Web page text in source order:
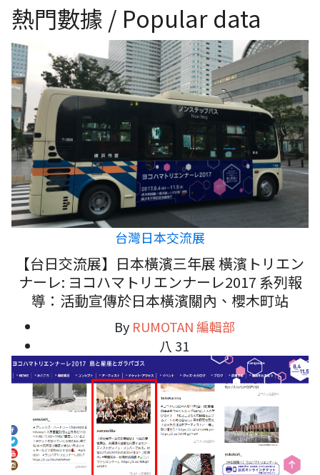
熱門數據 / Popular data
台灣日本交流展
【台日交流展】日本橫濱三年展 橫濱トリエン
ナーレ: ヨコハマトリエンナーレ2017 系列報
導：活動宣傳於日本橫濱關內、櫻木町站
By RUMOTAN 編輯部
八 31